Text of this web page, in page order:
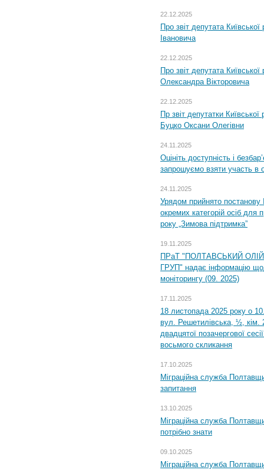
22.12.2025
Про звіт депутата
Івановича
22.12.2025
Про звіт депутата
Олександра Вікторовича
22.12.2025
Пр звіт депутатки
Буцко Оксани Олегівни
24.11.2025
Оцініть доступність і
запрошуємо взяти участь в
24.11.2025
Урядом прийнято постанову
окремих категорій осіб для
року „Зимова підтримка”
19.11.2025
ПРаТ "ПОЛТАВСЬКИЙ
ГРУП" надає інформацію
моніторингу (09. 2025)
17.11.2025
18 листопада 2025 року о
вул. Решетилівська, ½, кім.
двадцятої позачергової
восьмого скликання
17.10.2025
Міграційна служба
запитання
13.10.2025
Міграційна служба
потрібно знати
09.10.2025
Міграційна служба